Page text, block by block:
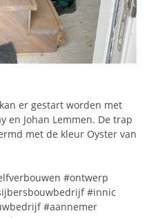
er gestart worden met
en Johan Lemmen. De trap
met de kleur Oyster van
#ontwerp
#innic
#aannemer